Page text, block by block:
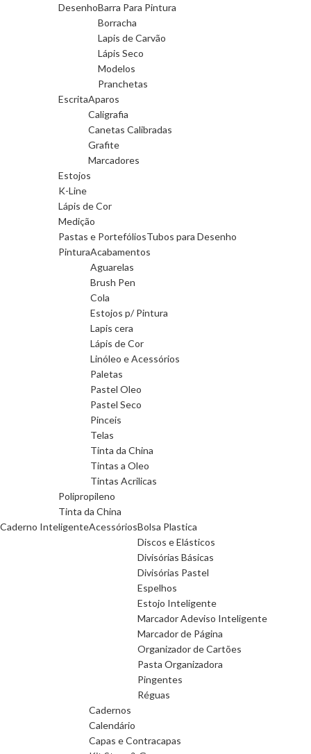
DesenhoBarra Para Pintura
Borracha
Lapis de Carvão
Lápis Seco
Modelos
Pranchetas
EscritaAparos
Caligrafia
Canetas Calibradas
Grafite
Marcadores
Estojos
K-Line
Lápis de Cor
Medição
Pastas e PortefóliosTubos para Desenho
PinturaAcabamentos
Aguarelas
Brush Pen
Cola
Estojos p/ Pintura
Lapis cera
Lápis de Cor
Linóleo e Acessórios
Paletas
Pastel Oleo
Pastel Seco
Pinceis
Telas
Tinta da China
Tintas a Oleo
Tintas Acrilicas
Polipropileno
Tinta da China
Caderno InteligenteAcessóriosBolsa Plastica
Discos e Elásticos
Divisórias Básicas
Divisórias Pastel
Espelhos
Estojo Inteligente
Marcador Adeviso Inteligente
Marcador de Página
Organizador de Cartões
Pasta Organizadora
Pingentes
Réguas
Cadernos
Calendário
Capas e Contracapas